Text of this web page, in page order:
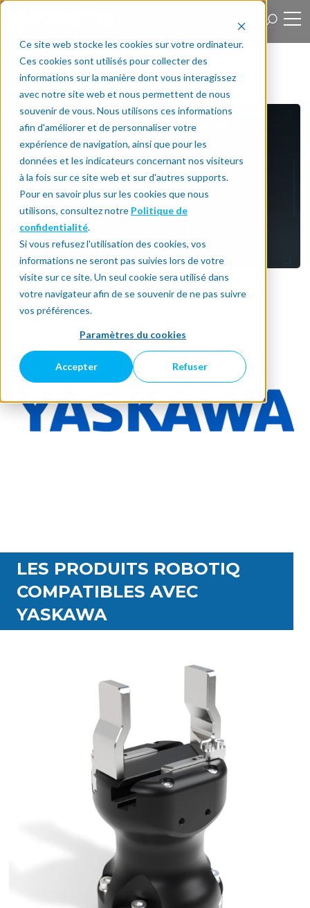
Ce site web stocke les cookies sur votre ordinateur.
Ces cookies sont utilisés pour collecter des
informations sur la manière dont vous interagissez
avec notre site web et nous permettent de nous
souvenir de vous. Nous utilisons ces informations
afin d'améliorer et de personnaliser votre
expérience de navigation, ainsi que pour les
données et les indicateurs concernant nos visiteurs
à la fois sur ce site web et sur d'autres supports.
Pour en savoir plus sur les cookies que nous
utilisons, consultez notre Politique de
confidentialité.
Si vous refusez l'utilisation des cookies, vos
informations ne seront pas suivies lors de votre
visite sur ce site. Un seul cookie sera utilisé dans
votre navigateur afin de se souvenir de ne pas suivre
vos préférences.
Paramètres du cookies
Accepter Refuser
LES PRODUITS ROBOTIQ
COMPATIBLES AVEC
YASKAWA